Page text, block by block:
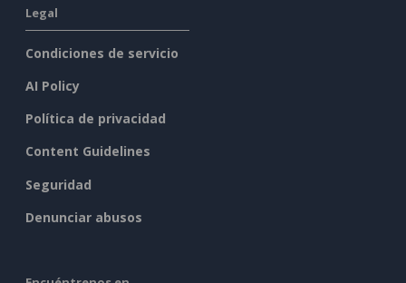
Legal
Condiciones de servicio
AI Policy
Política de privacidad
Content Guidelines
Seguridad
Denunciar abusos